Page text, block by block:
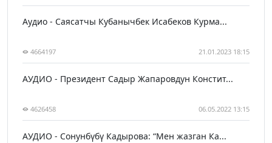
Аудио - Саясатчы Кубанычбек Исабеков Курма...
4664197 21.01.2023 18:15
АУДИО - Президент Садыр Жапаровдун Констит...
4626458 06.05.2022 13:15
АУДИО - Сонунбүбү Кадырова: “Мен жазган Ка...